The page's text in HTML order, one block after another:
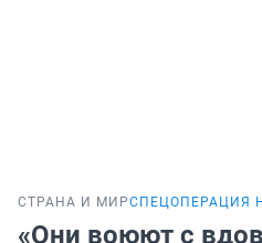
СТРАНА И МИРСПЕЦОПЕРАЦИЯ
«Они воюют с